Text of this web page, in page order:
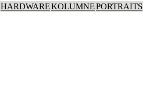
HARDWAREKOLUMNEPORTRAITS